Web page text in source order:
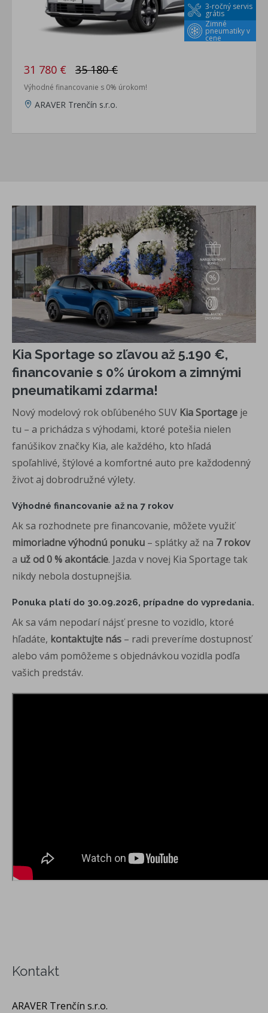
Zimné
pneumatiky v
cene
3-ročný servis
grátis
31 780 € 35 180 €
Výhodné financovanie s 0% úrokom!
ARAVER Trenčín s.r.o.
Kia Sportage so zľavou až 5.190 €,
financovanie s 0% úrokom a zimnými
pneumatikami zdarma!
Nový modelový rok obľúbeného SUV Kia Sportage je
tu – a prichádza s výhodami, ktoré potešia nielen
fanúšikov značky Kia, ale každého, kto hľadá
spoľahlivé, štýlové a komfortné auto pre každodenný
život aj dobrodružné výlety.
Výhodné financovanie až na 7 rokov
Ak sa rozhodnete pre financovanie, môžete využiť
mimoriadne výhodnú ponuku – splátky až na 7 rokov
a už od 0 % akontácie. Jazda v novej Kia Sportage tak
nikdy nebola dostupnejšia.
Ponuka platí do 30.09.2026, prípadne do vypredania.
Ak sa vám nepodarí nájsť presne to vozidlo, ktoré
hľadáte, kontaktujte nás – radi preveríme dostupnosť
alebo vám pomôžeme s objednávkou vozidla podľa
vašich predstáv.
Kontakt
ARAVER Trenčín s.r.o.